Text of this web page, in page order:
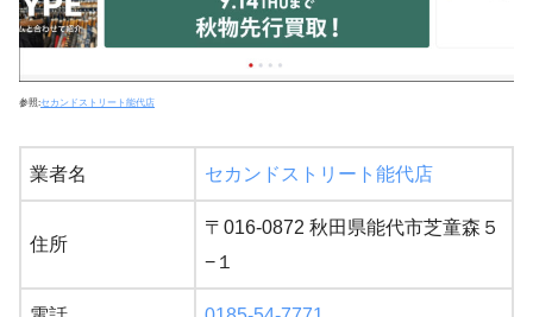
参照:セカンドストリート能代店
業者名 セカンドストリート能代店
住所
〒016-0872 秋田県能代市芝童森５
−１